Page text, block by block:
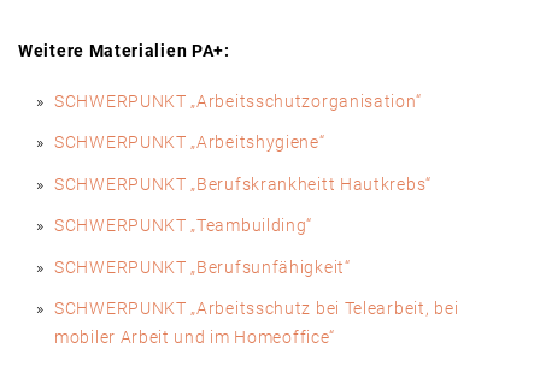
Weitere Materialien PA+:
SCHWERPUNKT „Arbeitsschutzorganisation“
SCHWERPUNKT „Arbeitshygiene“
SCHWERPUNKT „Berufskrankheitt Hautkrebs“
SCHWERPUNKT „Teambuilding“
SCHWERPUNKT „Berufsunfähigkeit“
SCHWERPUNKT „Arbeitsschutz bei Telearbeit, bei
mobiler Arbeit und im Homeoffice“